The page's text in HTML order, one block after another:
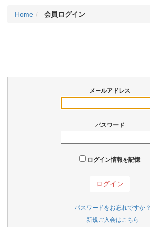
Home 会員ログイン
メールアドレス
パスワード
ログイン情報を記憶
パスワードをお忘れですか？
新規ご入会はこちら